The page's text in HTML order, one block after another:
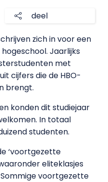
deel
zich in voor een
Jaarlijks
met
cijfers die de HBO-
brengt.
konden dit studiejaar
In totaal
studenten.
‘voortgezette
eliteklasjes
voortgezette